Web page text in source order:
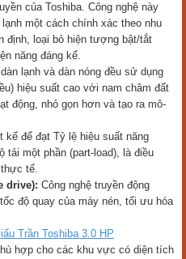
của Toshiba. Công nghệ này
một cách chính xác theo nhu
định, loại bỏ hiện tượng bật/tắt
năng đáng kể.
lạnh và dàn nóng đều sử dụng
hiệu suất cao với nam châm đất
động, nhỏ gọn hơn và tạo ra mô-
kế để đạt Tỷ lệ hiệu suất năng
tải một phần (part-load), là điều
thực tế.
drive): Công nghệ truyền động
độ quay của máy nén, tối ưu hóa
Trần Toshiba 3.0 HP
hợp cho các khu vực có diện tích